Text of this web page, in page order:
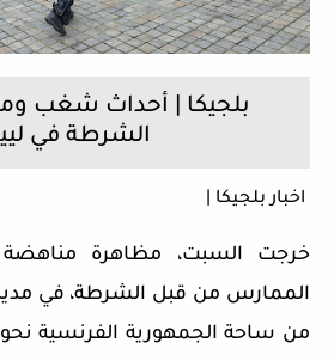
بلجيكا | أحداث شغب
الشرطة في
اخبار بلجيكا |
خرجت السبت، مظاهرة مناهضة
الممارس من قبل الشرطة، في
من ساحة الجمهورية الفرنسية